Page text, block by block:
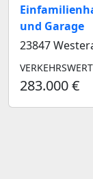
und Garage
23847
VERKEHRSWERT
283.000 €